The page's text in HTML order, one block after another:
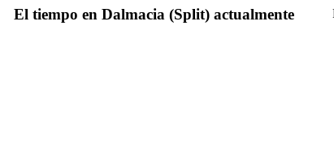
El tiempo en Dalmacia (Split) actualmente